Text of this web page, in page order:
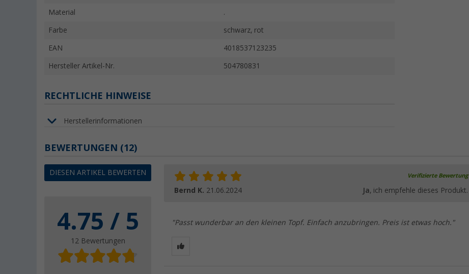
Material .
Farbe schwarz, rot
EAN 4018537123235
Hersteller Artikel-Nr. 504780831
RECHTLICHE HINWEISE
Herstellerinformationen
BEWERTUNGEN (12)
DIESEN ARTIKEL BEWERTEN
4.75 / 5
12 Bewertungen
Verifizierte Bewertung
Bernd K. 21.06.2024 Ja, ich empfehle dieses Produkt.
"Passt wunderbar an den kleinen Topf. Einfach anzubringen. Preis ist etwas hoch."